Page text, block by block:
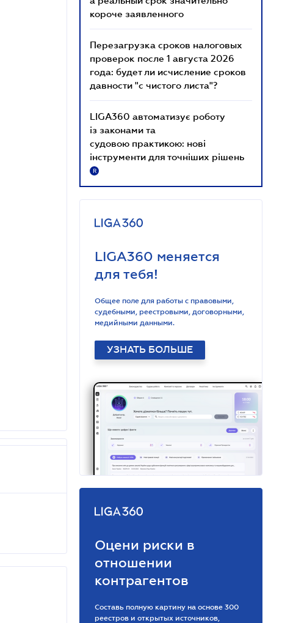
короче заявленного
Перезагрузка сроков налоговых
проверок после 1 августа 2026
года: будет ли исчисление сроков
давности "с чистого листа"?
LIGA360 автоматизує роботу
із законами та
судовою практикою: нові
інструменти для точніших рішень
R
LIGA360 меняется
для тебя!
Общее поле для работы с правовыми,
судебными, реестровыми, договорными,
медийными данными.
УЗНАТЬ БОЛЬШЕ
Оцени риски в
отношении
контрагентов
Составь полную картину на основе 300
реестров и открытых источников,